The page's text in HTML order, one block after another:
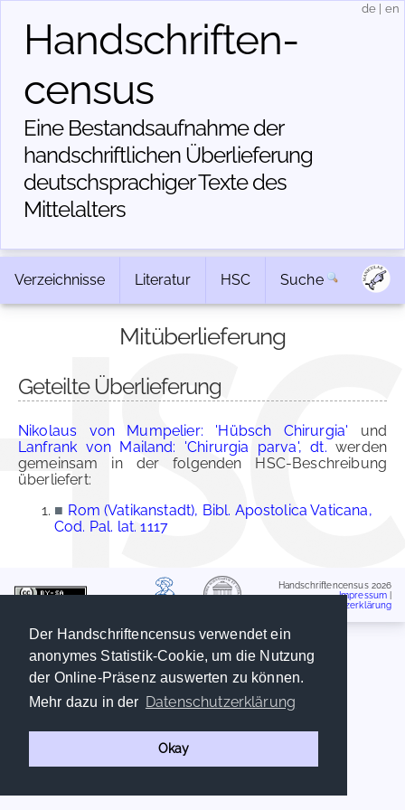
Der Handschriftencensus verwendet ein
anonymes Statistik-Cookie, um die Nutzung
der Online-Präsenz auswerten zu können.
Mehr dazu in der Datenschutzerklärung
Okay
Handschriften­
census
Eine Bestandsaufnahme der
handschriftlichen Über­lieferung
deutschsprachiger Texte des
Mittelalters
de en
Verzeichnisse Literatur HSC Suche
Mitüberlieferung
Geteilte Überlieferung
Nikolaus von Mumpelier: 'Hübsch Chirurgia' und
Lanfrank von Mailand: 'Chirurgia parva', dt. werden
gemeinsam in der folgenden HSC-Beschreibung
überliefert:
■ Rom (Vatikanstadt), Bibl. Apostolica Vaticana,
Cod. Pal. lat. 1117
Handschriftencensus 2026
Impressum
Datenschutzerklärung